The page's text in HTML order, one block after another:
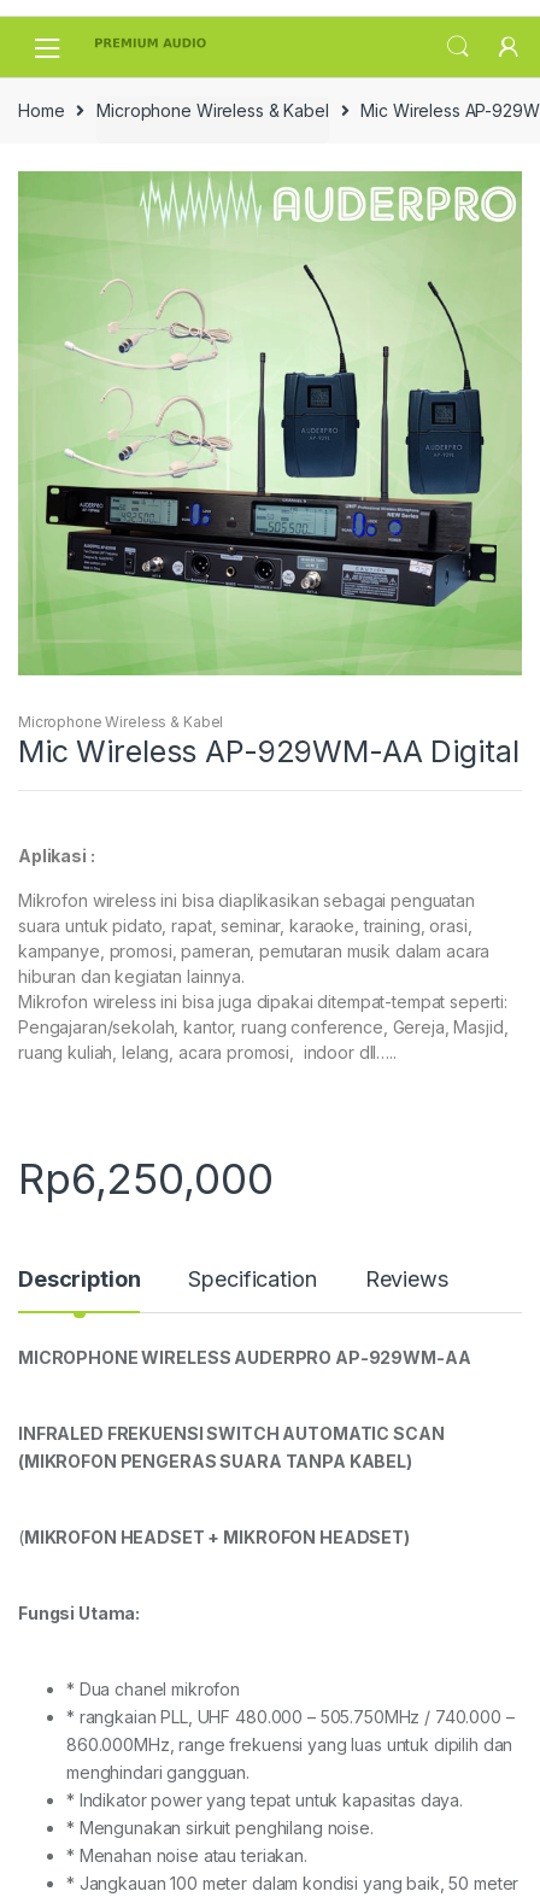
Skip
Skip
Home Microphone Wireless & Kabel Mic Wireless AP-
Microphone Wireless & Kabel
Mic Wireless AP-929WM-AA Digital
Aplikasi :
Mikrofon wireless ini bisa diaplikasikan sebagai penguatan
suara untuk pidato, rapat, seminar, karaoke, training, orasi,
kampanye, promosi, pameran, pemutaran musik dalam acara
hiburan dan kegiatan lainnya.
Mikrofon wireless ini bisa juga dipakai ditempat-tempat seperti:
Pengajaran/sekolah, kantor, ruang conference, Gereja, Masjid,
ruang kuliah, lelang, acara promosi, indoor dll…..
Rp6,250,000
Description Specification Reviews
MICROPHONEWIRELESS AUDERPRO AP-929WM-AA
INFRALED FREKUENSI SWITCH AUTOMATIC SCAN
(MIKROFON PENGERAS SUARA TANPA KABEL)
(MIKROFON HEADSET + MIKROFON HEADSET)
Fungsi Utama:
* Dua chanel mikrofon
* rangkaian PLL, UHF 480.000 – 505.750MHz / 740.000 –
860.000MHz, range frekuensi yang luas untuk dipilih dan
menghindari gangguan.
* Indikator power yang tepat untuk kapasitas daya.
* Mengunakan sirkuit penghilang noise.
* Menahan noise atau teriakan.
* Jangkauan 100 meter dalam kondisi yang baik, 50 meter